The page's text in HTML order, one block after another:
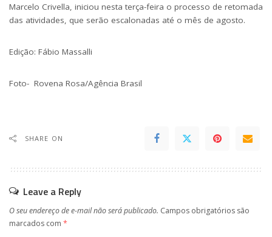
Marcelo Crivella, iniciou nesta terça-feira o processo de retomada
das atividades, que serão escalonadas até o mês de agosto.
Edição: Fábio Massalli
Foto- Rovena Rosa/Agência Brasil
SHARE ON
Leave a Reply
O seu endereço de e-mail não será publicado. Campos obrigatórios são
marcados com *